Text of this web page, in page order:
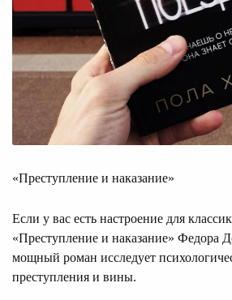
«Преступление и наказание»
Если у вас есть настроение для
«Преступление и наказание» Федора
мощный роман исследует
преступления и вины.